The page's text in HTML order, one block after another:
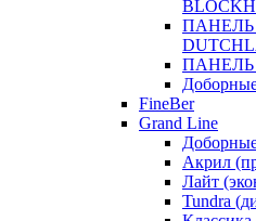
ПАНЕЛЬ
ПАНЕЛЬ
FineBer
Grand Line
Акрил
Лайт
Tundra